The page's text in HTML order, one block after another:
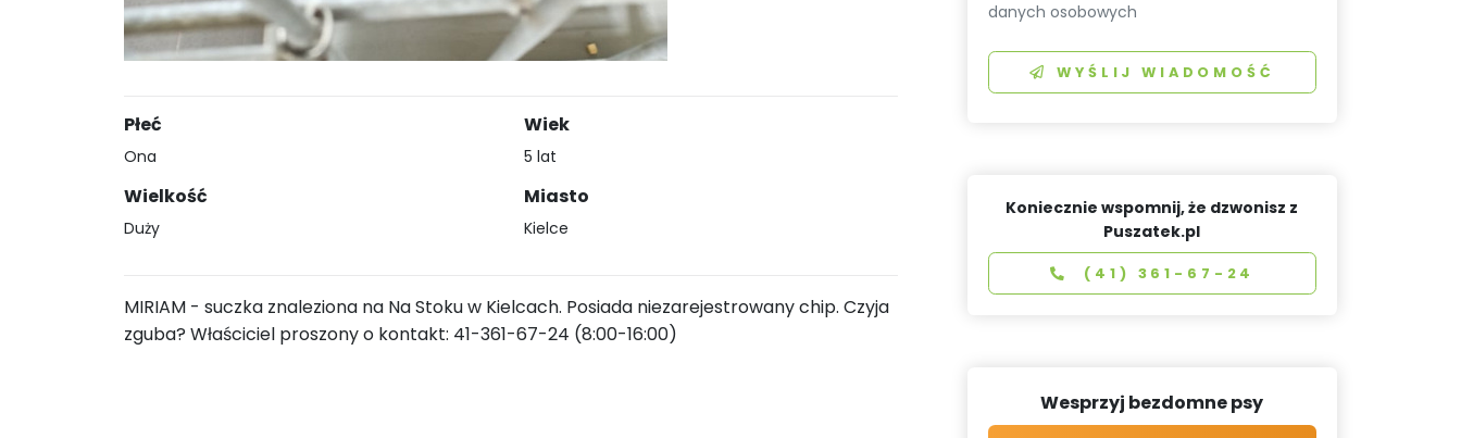
Płeć
Ona
Wielkość
Duży
Wiek
5 lat
Miasto
Kielce
MIRIAM - suczka znaleziona na Na Stoku w Kielcach. Posiada niezarejestrowany chip. Czyja
zguba? Właściciel proszony o kontakt: 41-361-67-24 (8:00-16:00)
danych osobowych
WYŚLIJ WIADOMOŚĆ
Koniecznie wspomnij, że dzwonisz z
Puszatek.pl
(41) 361-67-24
Wesprzyj bezdomne psy